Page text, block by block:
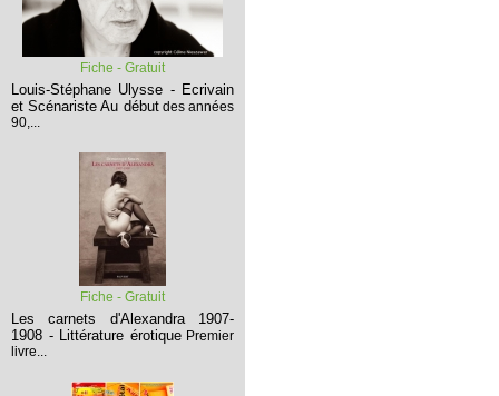
Fiche - Gratuit
Louis-Stéphane Ulysse - Ecrivain
et Scénariste Au débutdes années
90,...
Fiche - Gratuit
Les carnets d'Alexandra 1907-
1908 - Littérature érotique Premier
livre...